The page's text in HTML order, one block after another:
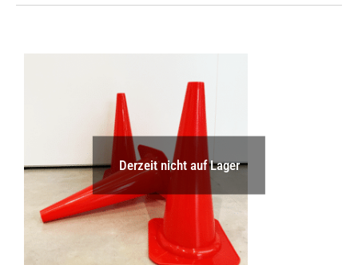
Derzeit nicht auf Lager